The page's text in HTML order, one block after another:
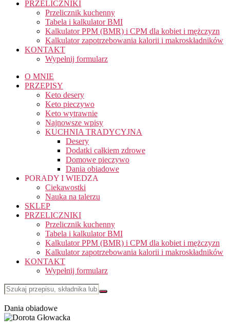
PRZELICZNIKI
Przelicznik kuchenny
Tabela i kalkulator BMI
Kalkulator PPM (BMR) i CPM dla kobiet i mężczyzn
Kalkulator zapotrzebowania kalorii i makroskładników
KONTAKT
Wypełnij formularz
O MNIE
PRZEPISY
Keto desery
Keto pieczywo
Keto wytrawnie
Najnowsze wpisy
KUCHNIA TRADYCYJNA
Desery
Dodatki całkiem zdrowe
Domowe pieczywo
Dania obiadowe
PORADY I WIEDZA
Ciekawostki
Nauka na talerzu
SKLEP
PRZELICZNIKI
Przelicznik kuchenny
Tabela i kalkulator BMI
Kalkulator PPM (BMR) i CPM dla kobiet i mężczyzn
Kalkulator zapotrzebowania kalorii i makroskładników
KONTAKT
Wypełnij formularz
Dania obiadowe